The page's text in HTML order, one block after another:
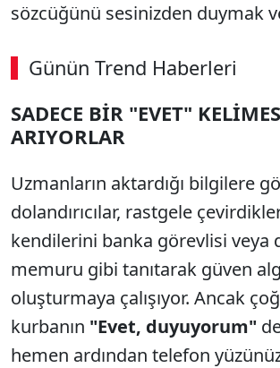
sözcüğünü sesinizden duymak
Günün Trend Haberleri
SADECE BİR "EVET"
ARIYORLAR
Uzmanların aktardığı bilgilere
dolandırıcılar, rastgele
kendilerini banka görevlisi veya
memuru gibi tanıtarak güven
oluşturmaya çalışıyor. Ancak
kurbanın "Evet, duyuyorum"
hemen ardından telefon